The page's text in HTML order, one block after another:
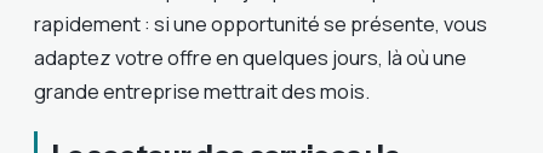
rapidement : si une opportunité se présente, vous
adaptez votre offre en quelques jours, là où une
grande entreprise mettrait des mois.